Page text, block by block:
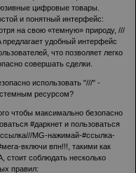
цифровые товары.
и понятный интерфейс:
на свою «темную» природу, ///
предлагает удобный интерфейс
что позволяет легко
совершать сделки.
использовать "///" -
ресурсом?
чтобы максимально безопасно
#даркнет и пользоваться
///MG-нажимай-#ссылка-
включи впн!!! , такими как
стоит соблюдать несколько
правил: